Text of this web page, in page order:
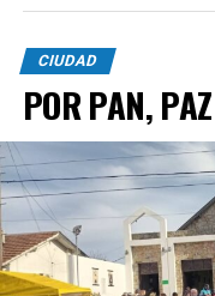
CIUDAD
POR PAN,